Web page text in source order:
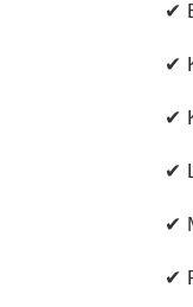
✔
✔
✔
✔
✔
✔